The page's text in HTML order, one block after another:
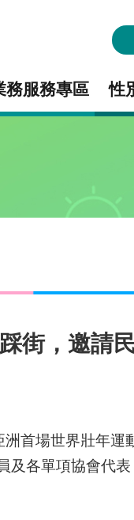
務服務專區 性
街，邀請
首場世界壯年
各單項協會代